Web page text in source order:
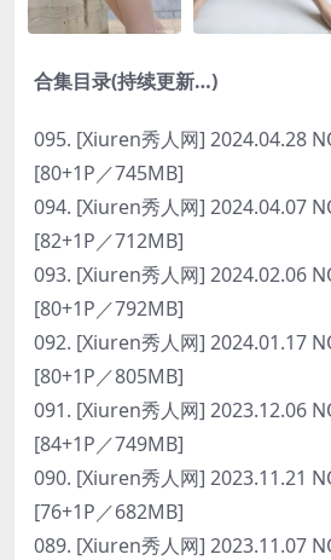
合集目录(持续更新…)
095. [Xiuren秀人网] 2024.04.28
[80+1P／745MB]
094. [Xiuren秀人网] 2024.04.07
[82+1P／712MB]
093. [Xiuren秀人网] 2024.02.06
[80+1P／792MB]
092. [Xiuren秀人网] 2024.01.17
[80+1P／805MB]
091. [Xiuren秀人网] 2023.12.06
[84+1P／749MB]
090. [Xiuren秀人网] 2023.11.21
[76+1P／682MB]
089. [Xiuren秀人网] 2023.11.07